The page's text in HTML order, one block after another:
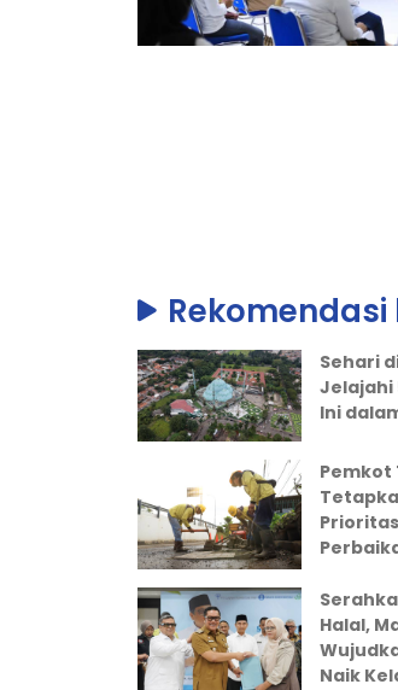
Sehari
Jelajahi
Ini
Pemkot
Halal,
Naik